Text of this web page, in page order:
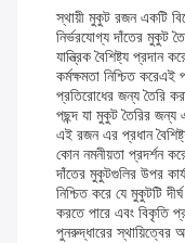
স্থায়ী মুকুট রজন একটি
নির্ভরযোগ্য দাঁতের মুকুট
যান্ত্রিক বৈশিষ্ট্য প্রদান
কর্মক্ষমতা নিশ্চিত
প্রতিরোধের জন্য তৈরি
পছন্দ যা মুকুট তৈরির জন্য
এই রজন এর প্রধান
কোন নমনীয়তা প্রদর্শন
দাঁতের মুকুটগুলির উপর
নিশ্চিত করে যে মুকুটটি
করতে পারে এবং বিকৃতি
পুনরুদ্ধারের স্থায়িত্বের